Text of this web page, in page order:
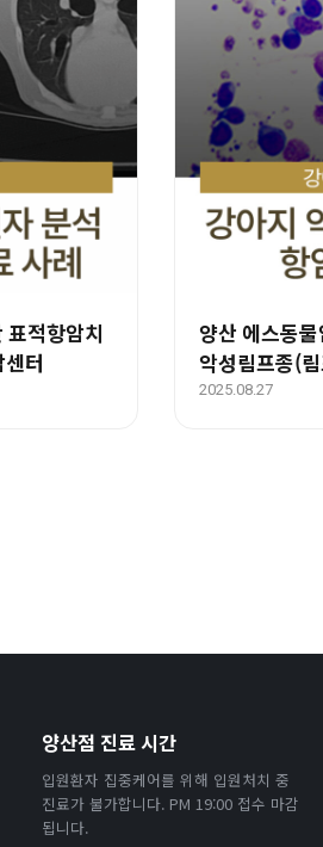
적항암치
터
양산 에스동
악성림프종(
2025.08.27
양산점 진료 시간
입원환자 집중케어를 위해 입원처치 중
진료가 불가합니다. PM 19:00 접수 마감
됩니다.